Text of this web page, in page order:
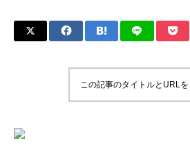
この記事のタイトルとURL